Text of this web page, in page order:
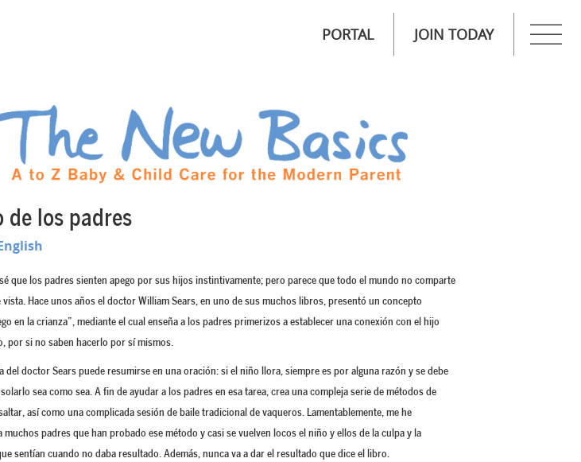
PORTAL JOIN TODAY
de los padres
que los padres sienten apego por sus hijos instintivamente; pero parece que todo el mundo no comparte
vista. Hace unos años el doctor William Sears, en uno de sus muchos libros, presentó un concepto
en la crianza”, mediante el cual enseña a los padres primerizos a establecer una conexión con el hijo
por si no saben hacerlo por sí mismos.
del doctor Sears puede resumirse en una oración: si el niño llora, siempre es por alguna razón y se debe
sea como sea. A fin de ayudar a los padres en esa tarea, crea una compleja serie de métodos de
así como una complicada sesión de baile tradicional de vaqueros. Lamentablemente, me he
muchos padres que han probado ese método y casi se vuelven locos el niño y ellos de la culpa y la
sentían cuando no daba resultado. Además, nunca va a dar el resultado que dice el libro.